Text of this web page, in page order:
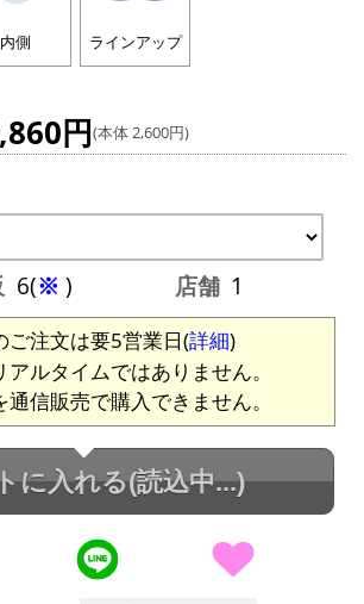
内側 ラインアップ
円(本体 2,600円)
6(※ ) 店舗 1
ご注文は要5営業日(詳細)
ルタイムではありません。
信販売で購入できません。
に入れる(読込中...)